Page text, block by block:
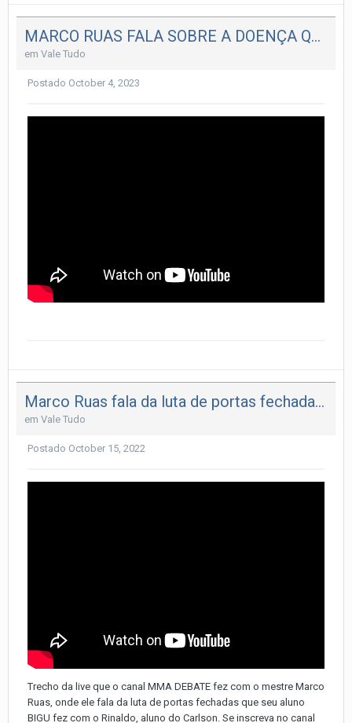
MARCO RUAS FALA SOBRE A DOENÇA QUE ACOMETEU O MESTRE RICKSON GRACIE
em Vale Tudo
Postado October 4, 2023
Marco Ruas fala da luta de portas fechadas que seu aluno e um aluno do Carlson fizeram!!!
em Vale Tudo
Postado October 15, 2022
Trecho da live que o canal MMA DEBATE fez com o mestre Marco
Ruas, onde ele fala da luta de portas fechadas que seu aluno
BIGU fez com o Rinaldo, aluno do Carlson. Se inscreva no canal